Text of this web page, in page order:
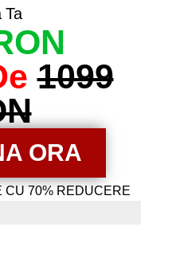
Ta
1099
ORA
CU 70% REDUCERE